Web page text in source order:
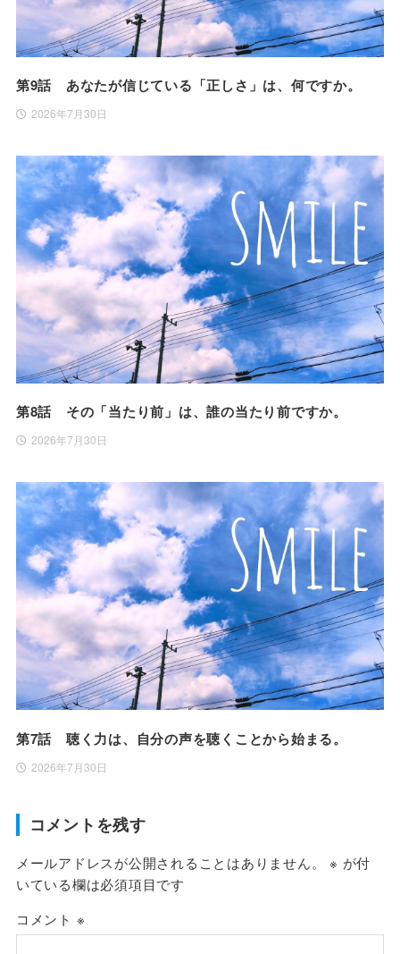
第9話 あなたが信じている「正しさ」は、何ですか。
2026年7月30日
第8話 その「当たり前」は、誰の当たり前ですか。
2026年7月30日
第7話 聴く力は、自分の声を聴くことから始まる。
2026年7月30日
コメントを残す
メールアドレスが公開されることはありません。 ※ が付
いている欄は必須項目です
コメント ※